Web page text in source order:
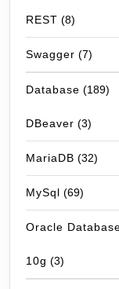
REST (8)
Swagger (7)
Database (189)
DBeaver (3)
MariaDB (32)
MySql (69)
Oracle
10g (3)